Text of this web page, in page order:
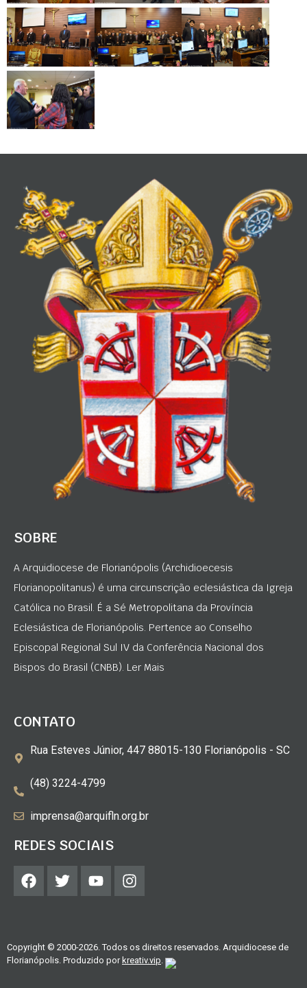
SOBRE
A Arquidiocese de Florianópolis (Archidioecesis
Florianopolitanus) é uma circunscrição eclesiástica da Igreja
Católica no Brasil. É a Sé Metropolitana da Província
Eclesiástica de Florianópolis. Pertence ao Conselho
Episcopal Regional Sul IV da Conferência Nacional dos
Bispos do Brasil (CNBB). Ler Mais
CONTATO
Rua Esteves Júnior, 447 88015-130 Florianópolis - SC
(48) 3224-4799
imprensa@arquifln.org.br
REDES SOCIAIS
Copyright © 2000-2026. Todos os direitos reservados. Arquidiocese de
Florianópolis. Produzido por kreativ.vip